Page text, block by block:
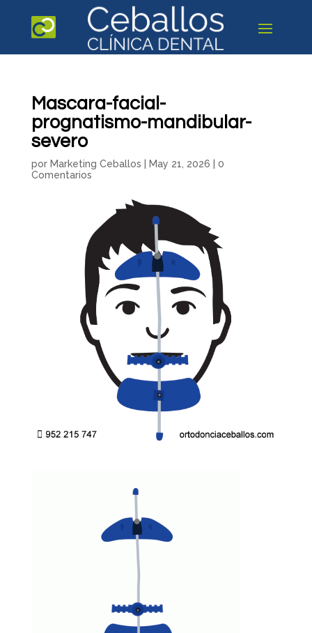
Mascara-facial-
prognatismo-mandibular-
severo
por Marketing Ceballos May 21, 2026
0
Comentarios